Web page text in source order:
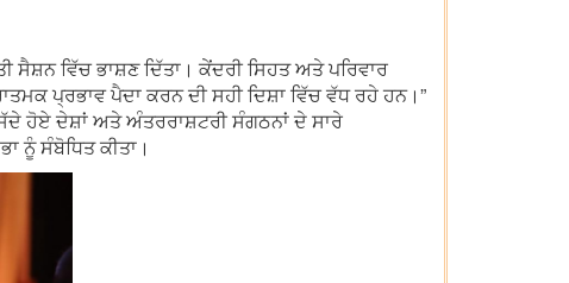
ਸੈਸ਼ਨ ਵਿੱਚ ਭਾਸ਼ਣ ਦਿੱਤਾ। ਕੇਂਦਰੀ ਸਿਹਤ ਅਤੇ ਪਰਿਵਾਰ
ਪ੍ਰਭਾਵ ਪੈਦਾ ਕਰਨ ਦੀ ਸਹੀ ਦਿਸ਼ਾ ਵਿੱਚ ਵੱਧ ਰਹੇ ਹਨ।”
ਹੋਏ ਦੇਸ਼ਾਂ ਅਤੇ ਅੰਤਰਰਾਸ਼ਟਰੀ ਸੰਗਠਨਾਂ ਦੇ ਸਾਰੇ
ਨੂੰ ਸੰਬੋਧਿਤ ਕੀਤਾ।